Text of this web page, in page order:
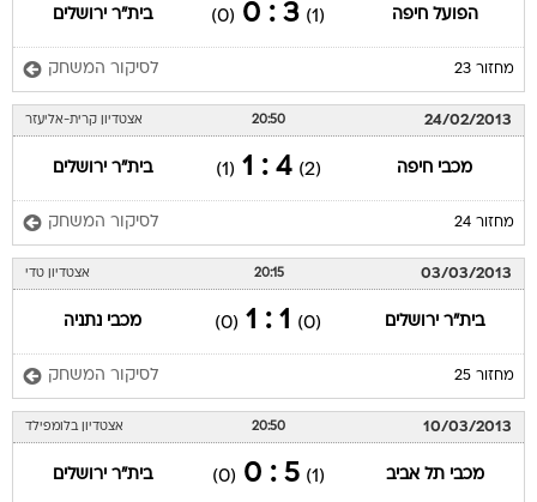
הפועל חיפה (1)
3 : 0
(0) בית"ר ירושלים
מחזור 23 לסיקור המשחק
24/02/2013
20:50 אצטדיון קרית-אליעזר
מכבי חיפה (2)
4 : 1
(1) בית"ר ירושלים
מחזור 24 לסיקור המשחק
03/03/2013
20:15 אצטדיון טדי
בית"ר ירושלים (0)
1 : 1
(0) מכבי נתניה
מחזור 25 לסיקור המשחק
10/03/2013
20:50 אצטדיון בלומפילד
מכבי תל אביב (1)
5 : 0
(0) בית"ר ירושלים